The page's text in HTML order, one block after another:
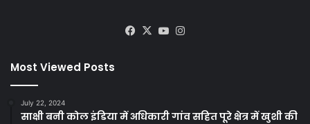
Facebook
X YouTube
Most Viewed Posts
July 22, 2024
साक्षी बनी कोल इंडिया में अधिकारी गांव सहित पूरे क्षेत्र में खुशी की